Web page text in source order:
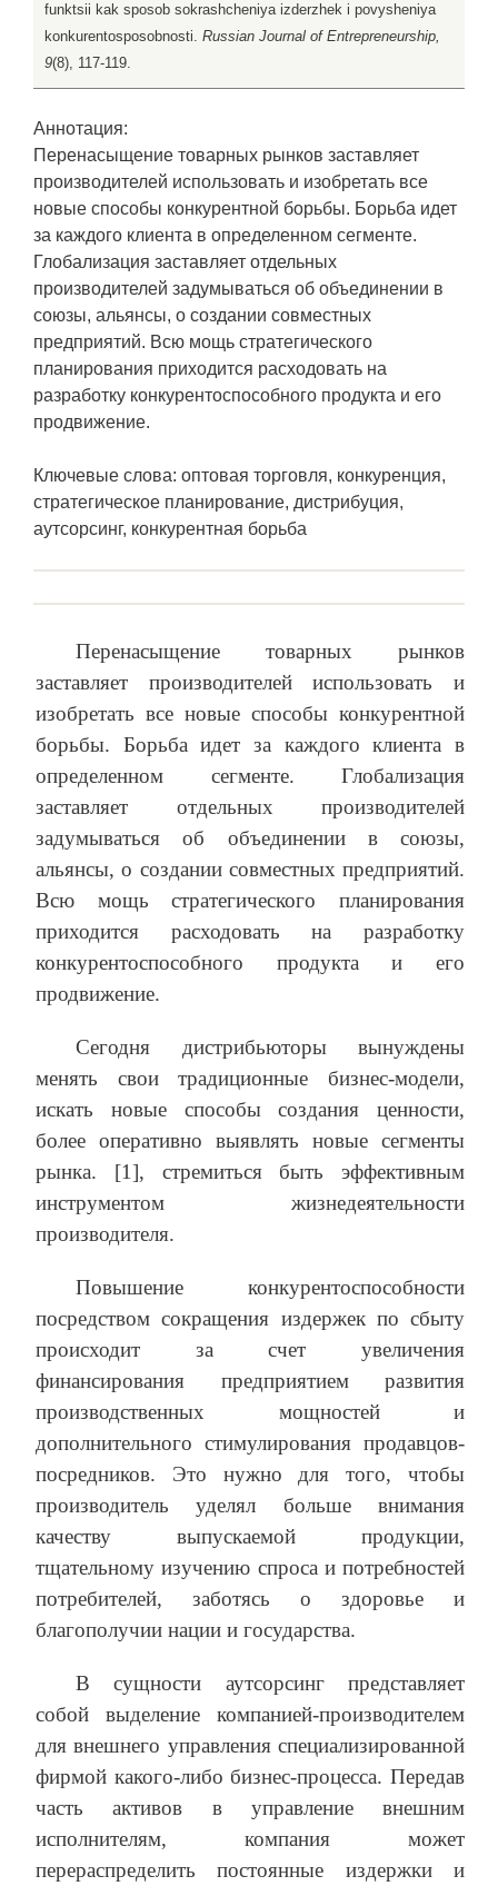
funktsii kak sposob sokrashcheniya izderzhek i povysheniya
konkurentosposobnosti. Russian Journal of Entrepreneurship,
9(8), 117-119.
Аннотация:
Перенасыщение товарных рынков заставляет
производителей использовать и изобретать все
новые способы конкурентной борьбы. Борьба идет
за каждого клиента в определенном сегменте.
Глобализация заставляет отдельных
производителей задумываться об объединении в
союзы, альянсы, о создании совместных
предприятий. Всю мощь стратегического
планирования приходится расходовать на
разработку конкурентоспособного продукта и его
продвижение.
Ключевые слова: оптовая торговля, конкуренция,
стратегическое планирование, дистрибуция,
аутсорсинг, конкурентная борьба
Перенасыщение товарных рынков
заставляет производителей использовать и
изобретать все новые способы конкурентной
борьбы. Борьба идет за каждого клиента в
определенном сегменте. Глобализация
заставляет отдельных производителей
задумываться об объединении в союзы,
альянсы, о создании совместных предприятий.
Всю мощь стратегического планирования
приходится расходовать на разработку
конкурентоспособного продукта и его
продвижение.
Сегодня дистрибьюторы вынуждены
менять свои традиционные бизнес-модели,
искать новые способы создания ценности,
более оперативно выявлять новые сегменты
рынка. [1], стремиться быть эффективным
инструментом жизнедеятельности
производителя.
Повышение конкурентоспособности
посредством сокращения издержек по сбыту
происходит за счет увеличения
финансирования предприятием развития
производственных мощностей и
дополнительного стимулирования продавцов-
посредников. Это нужно для того, чтобы
производитель уделял больше внимания
качеству выпускаемой продукции,
тщательному изучению спроса и потребностей
потребителей, заботясь о здоровье и
благополучии нации и государства.
В сущности аутсорсинг представляет
собой выделение компанией-производителем
для внешнего управления специализированной
фирмой какого-либо бизнес-процесса. Передав
часть активов в управление внешним
исполнителям, компания может
перераспределить постоянные издержки и